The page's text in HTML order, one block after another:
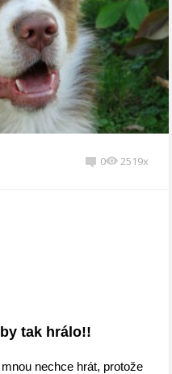
0 2519x
tak hrálo!!
nechce hrát, protože